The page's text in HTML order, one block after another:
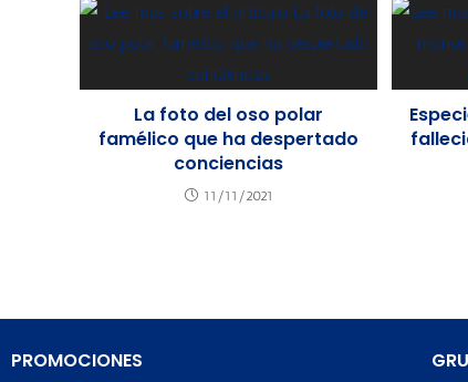
La foto del oso polar
famélico que ha despertado
conciencias
11/11/2021
PROMOCIONES